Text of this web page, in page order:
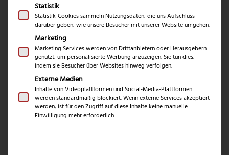
Nutzung und Vorteile.
Definition und Ursprung
Damaststahl – auch als Damaszenerstahl bekannt – ist eine
faszinierende Stahlart, die durch ihre auffällige Maserung
und ihre hervorragenden mechanischen Eigenschaften
beeindruckt. Der Begriff wird häufig synonym verwendet.
Der Stahl entsteht durch wiederholtes Falten und
Verschweißen verschiedener Metalllegierungen, was zu
Statistik
Statistik-Cookies sammeln Nutzungsdaten, die uns Aufschluss
darüber geben, wie unsere Besucher mit unserer Website umgehen.
Marketing
Marketing Services werden von Drittanbietern oder Herausgebern
genutzt, um personalisierte Werbung anzuzeigen. Sie tun dies,
indem sie Besucher über Websites hinweg verfolgen.
Externe Medien
Inhalte von Videoplattformen und Social-Media-Plattformen
werden standardmäßig blockiert. Wenn externe Services akzeptiert
werden, ist für den Zugriff auf diese Inhalte keine manuelle
Einwilligung mehr erforderlich.